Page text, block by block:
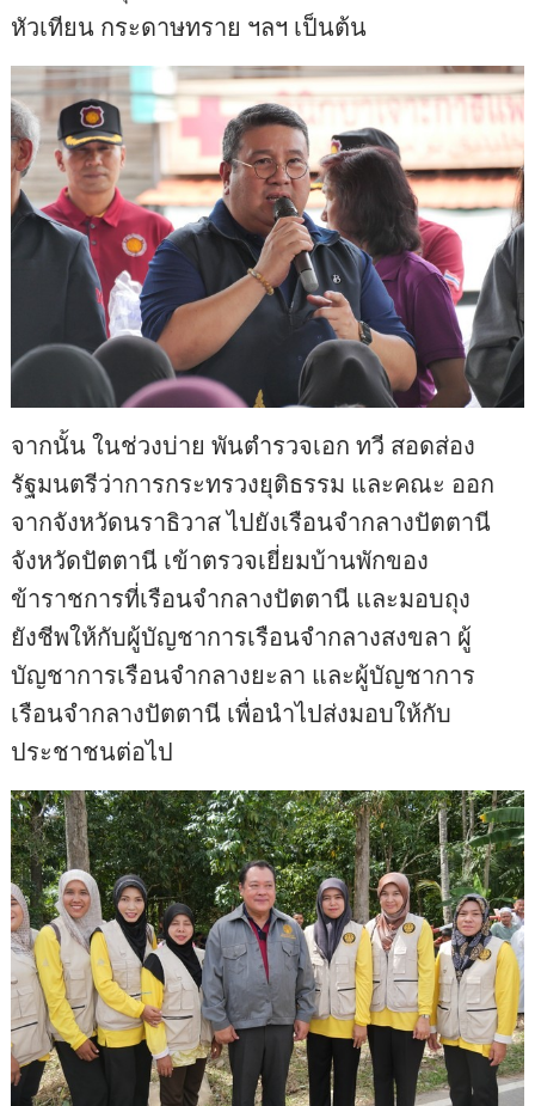
หัวเทียน กระดาษทราย ฯลฯ เป็นต้น
จากนั้น ในช่วงบ่าย พันตำรวจเอก ทวี สอดส่อง
รัฐมนตรีว่าการกระทรวงยุติธรรม และคณะ ออก
จากจังหวัดนราธิวาส ไปยังเรือนจำกลางปัตตานี
จังหวัดปัตตานี เข้าตรวจเยี่ยมบ้านพักของ
ข้าราชการที่เรือนจำกลางปัตตานี และมอบถุง
ยังชีพให้กับผู้บัญชาการเรือนจำกลางสงขลา ผู้
บัญชาการเรือนจำกลางยะลา และผู้บัญชาการ
เรือนจำกลางปัตตานี เพื่อนำไปส่งมอบให้กับ
ประชาชนต่อไป